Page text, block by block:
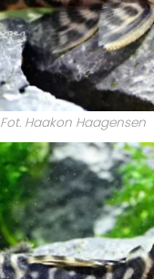
Fot. Haakon Haagensen